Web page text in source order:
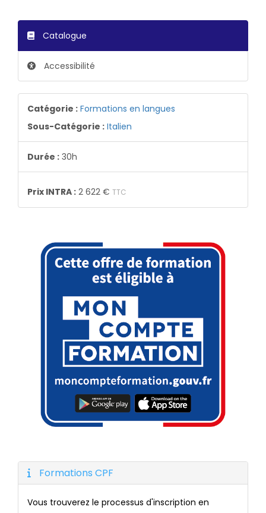
Catalogue
Accessibilité
Catégorie : Formations en langues
Sous-Catégorie : Italien
Durée : 30h
Prix INTRA : 2 622 € TTC
Formations CPF
Vous trouverez le processus d'inscription en